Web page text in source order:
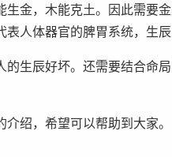
，木能克土。因此需要金
人体器官的脾胃系统，生
生辰好坏。还需要结合命
绍，希望可以帮助到大家。